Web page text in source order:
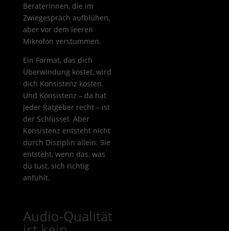
Beraterinnen, die im
Zwiegespräch aufblühen,
aber vor dem leeren
Mikrofon verstummen.
Ein Format, das dich
Überwindung kostet, wird
dich Konsistenz kosten.
Und Konsistenz – da hat
jeder Ratgeber recht – ist
der Schlüssel. Aber
Konsistenz entsteht nicht
durch Disziplin allein. Sie
entsteht, wenn das, was
du tust, sich richtig
anfühlt.
Audio-Qualität